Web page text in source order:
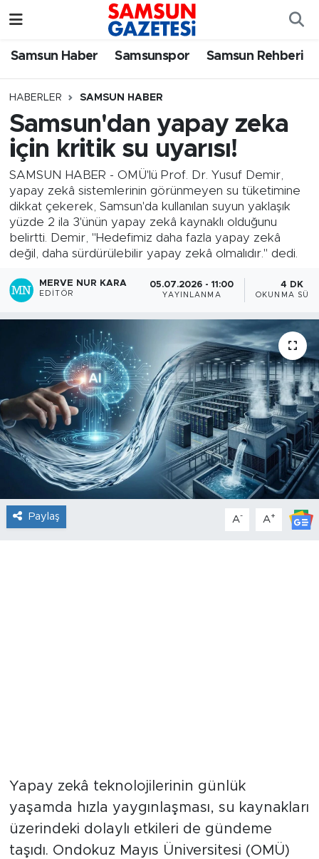
Samsun Haber Samsunspor Samsun Rehberi
HABERLER SAMSUN HABER
Samsun'dan yapay zeka
için kritik su uyarısı!
SAMSUN HABER - OMÜ'lü Prof. Dr. Yusuf Demir,
yapay zekâ sistemlerinin görünmeyen su tüketimine
dikkat çekerek, Samsun'da kullanılan suyun yaklaşık
yüzde 2 ila 3'ünün yapay zekâ kaynaklı olduğunu
belirtti. Demir, "Hedefimiz daha fazla yapay zekâ
değil, daha sürdürülebilir yapay zekâ olmalıdır." dedi.
MERVE NUR KARA
EDITÖR
05.07.2026 - 11:00
YAYINLANMA
4 DK
OKUNMA
Paylaş A- A+
Yapay zekâ teknolojilerinin günlük
yaşamda hızla yaygınlaşması, su kaynakları
üzerindeki dolaylı etkileri de gündeme
taşıdı. Ondokuz Mayıs Üniversitesi (OMÜ)
Samsun Haber
Samsun Rehberi
Samsun Nöbetçi Eczaneler
SAMSUN Namaz Vakitleri
Samsun Trafik Yoğunluk Haritası
Süper Lig Puan Durumu ve Fikstür
Tüm Manşetler